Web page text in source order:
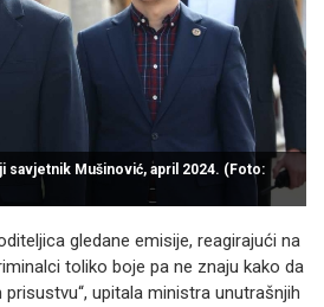
savjetnik Mušinović, april 2024. (Foto:
gledane emisije, reagirajući na
toliko boje pa ne znaju kako da
upitala ministra unutrašnjih